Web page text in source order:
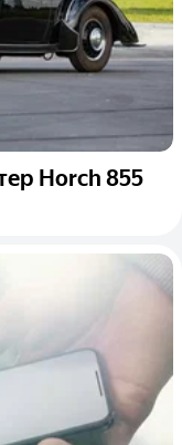
Horch 855